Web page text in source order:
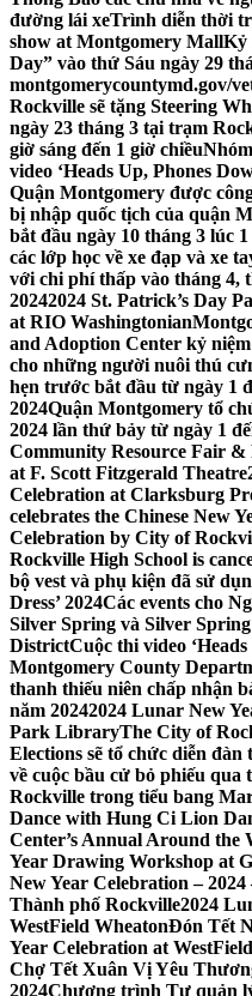
đường lái xeTrình diễn thời
show at Montgomery MallKỷ
Day” vào thứ Sáu ngày 29
montgomerycountymd.gov/
Rockville sẽ tặng Steering
ngày 23 tháng 3 tại trạm
giờ sáng đến 1 giờ chiều
video ‘Heads Up, Phones
Quận Montgomery được
bị nhập quốc tịch của quận
bắt đầu ngày 10 tháng 3 lúc
các lớp học về xe đạp và xe
với chi phí thấp vào tháng 4,
20242024 St. Patrick’s Day
at RIO Washingtonian
and Adoption Center kỷ
cho những người nuôi thú
hẹn trước bắt đầu từ ngày 1
2024Quận Montgomery tổ
2024 lần thứ bảy từ ngày 1
Community Resource Fair &
at F. Scott Fitzgerald Theatre
Celebration at Clarksburg
celebrates the Chinese New
Celebration by City of
Rockville High School is
bộ vest và phụ kiện đã sử
Dress’ 2024Các events cho
Silver Spring và Silver
DistrictCuộc thi video
Montgomery County
thanh thiếu niên chấp nhận
năm 20242024 Lunar New
Park LibraryThe City of
Elections sẽ tổ chức diễn
về cuộc bầu cử bỏ phiếu
Rockville trong tiểu bang
Dance with Hung Ci Lion
Center’s Annual Around the
Year Drawing Workshop at
New Year Celebration –
Thành phố Rockville2024
WestField WheatonĐón Tết
Year Celebration at
Chợ Tết Xuân Vị Yêu
2024Chương trình Tự quản